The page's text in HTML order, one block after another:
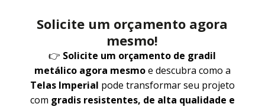
Solicite um orçamento agora
mesmo!
👉 Solicite um orçamento de gradil
metálico agora mesmoe descubra como a
Telas Imperial pode transformar seu projeto
com gradis resistentes, de alta qualidade e